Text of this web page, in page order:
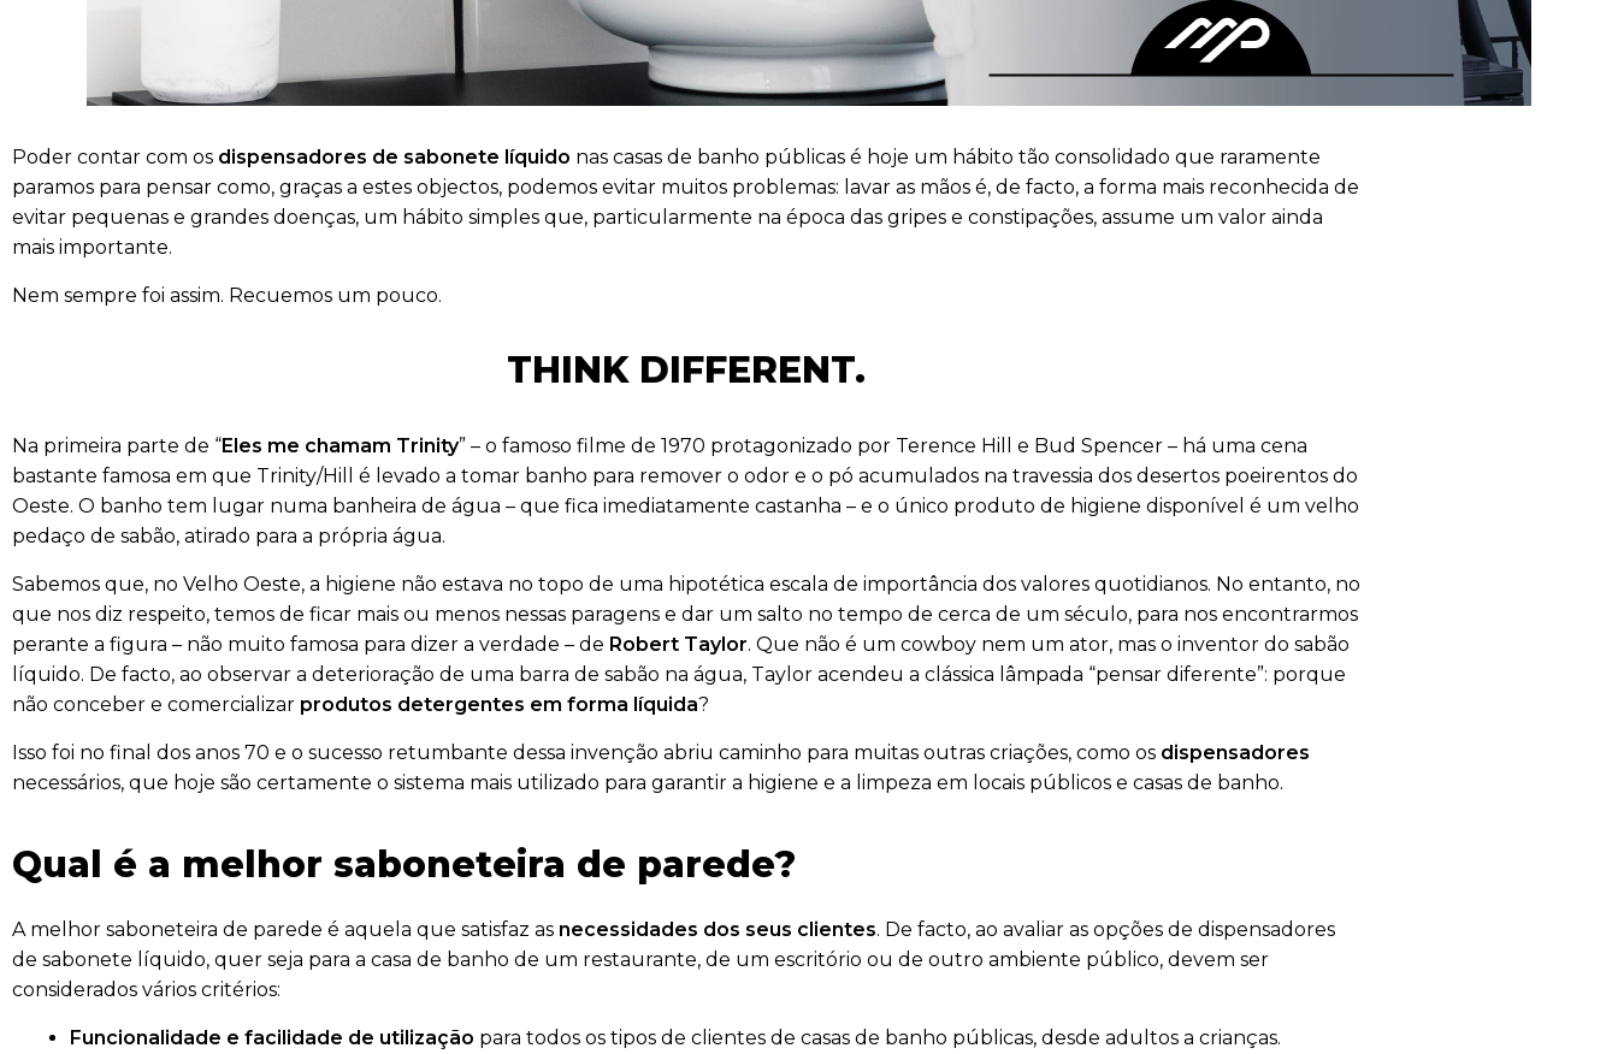
Poder contar com os dispensadores de sabonete líquido nas casas de banho públicas é hoje um hábito tão consolidado que raramente
paramos para pensar como, graças a estes objectos, podemos evitar muitos problemas: lavar as mãos é, de facto, a forma mais reconhecida de
evitar pequenas e grandes doenças, um hábito simples que, particularmente na época das gripes e constipações, assume um valor ainda
mais importante.
Nem sempre foi assim. Recuemos um pouco.
THINK DIFFERENT.
Na primeira parte de “Eles me chamam Trinity” – o famoso filme de 1970 protagonizado por Terence Hill e Bud Spencer – há uma cena
bastante famosa em que Trinity/Hill é levado a tomar banho para remover o odor e o pó acumulados na travessia dos desertos poeirentos do
Oeste. O banho tem lugar numa banheira de água – que fica imediatamente castanha – e o único produto de higiene disponível é um velho
pedaço de sabão, atirado para a própria água.
Sabemos que, no Velho Oeste, a higiene não estava no topo de uma hipotética escala de importância dos valores quotidianos. No entanto, no
que nos diz respeito, temos de ficar mais ou menos nessas paragens e dar um salto no tempo de cerca de um século, para nos encontrarmos
perante a figura – não muito famosa para dizer a verdade – de Robert Taylor. Que não é um cowboy nem um ator, mas o inventor do sabão
líquido. De facto, ao observar a deterioração de uma barra de sabão na água, Taylor acendeu a clássica lâmpada “pensar diferente”: porque
não conceber e comercializar produtos detergentes em forma líquida?
Isso foi no final dos anos 70 e o sucesso retumbante dessa invenção abriu caminho para muitas outras criações, como os dispensadores
necessários, que hoje são certamente o sistema mais utilizado para garantir a higiene e a limpeza em locais públicos e casas de banho.
Qual é a melhor saboneteira de parede?
A melhor saboneteira de parede é aquela que satisfaz as necessidades dos seus clientes. De facto, ao avaliar as opções de dispensadores
de sabonete líquido, quer seja para a casa de banho de um restaurante, de um escritório ou de outro ambiente público, devem ser
considerados vários critérios:
Funcionalidade e facilidade de utilização para todos os tipos de clientes de casas de banho públicas, desde adultos a crianças.